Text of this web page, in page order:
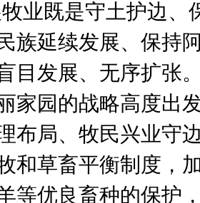
业既是守土护边、
族延续发展、保持
目发展、无序扩张
家园的战略高度出
布局、牧民兴业守
和草畜平衡制度，
等优良畜种的保护